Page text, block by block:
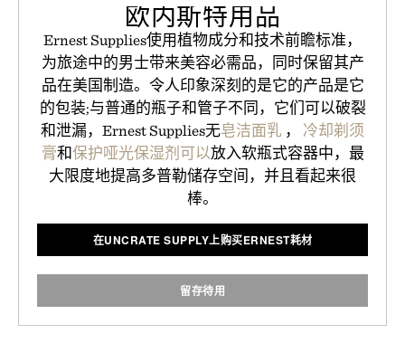
欧内斯特用品
Ernest Supplies使用植物成分和技术前瞻标准，
为旅途中的男士带来美容必需品，同时保留其产
品在美国制造。令人印象深刻的是它的产品是它
的包装;与普通的瓶子和管子不同，它们可以破裂
和泄漏，Ernest Supplies无皂洁面乳 ， 冷却剃须
膏和保护哑光保湿剂可以放入软瓶式容器中，最
大限度地提高多普勒储存空间，并且看起来很
棒。
在UNCRATE SUPPLY上购买ERNEST耗材
留存待用